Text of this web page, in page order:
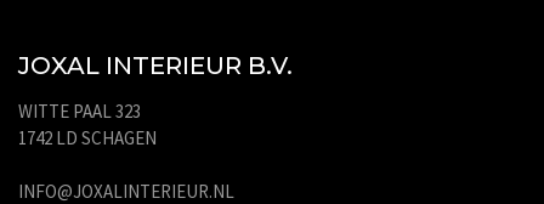
JOXAL INTERIEUR B.V.
WITTE PAAL 323
1742 LD SCHAGEN
INFO@JOXALINTERIEUR.NL